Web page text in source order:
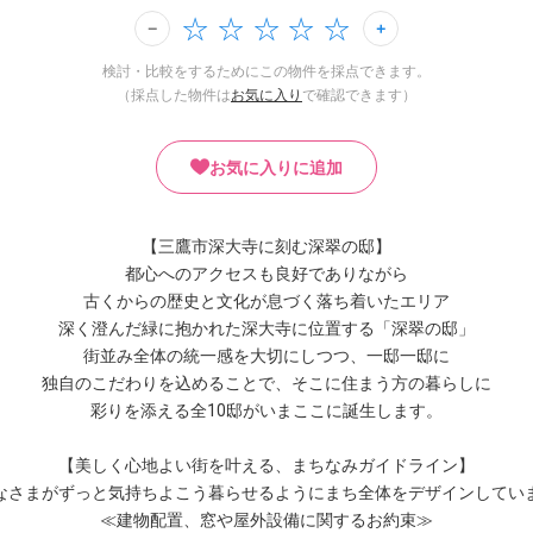
検討・比較をするためにこの物件を採点できます。
（採点した物件はお気に入り で確認できます）
お気に入りに追加
【三鷹市深大寺に刻む深翠の邸】
都心へのアクセスも良好でありながら
古くからの歴史と文化が息づく落ち着いたエリア
深く澄んだ緑に抱かれた深大寺に位置する「深翠の邸」
街並み全体の統一感を大切にしつつ、一邸一邸に
独自のこだわりを込めることで、そこに住まう方の暮らしに
彩りを添える全10邸がいまここに誕生します。
【美しく心地よい街を叶える、まちなみガイドライン】
さまがずっと気持ちよこう暮らせるようにまち全体をデザインしてい
≪建物配置、窓や屋外設備に関するお約束≫